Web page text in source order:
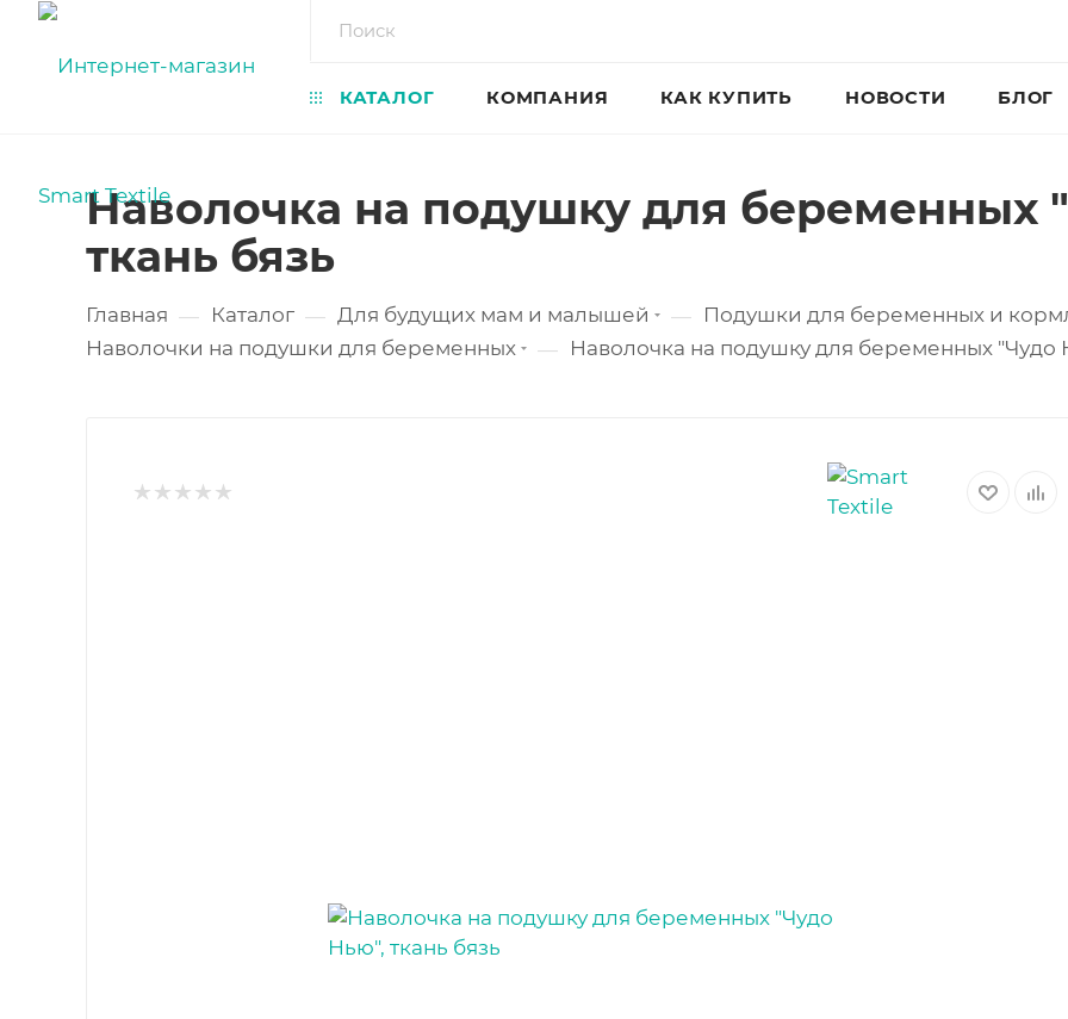
КАТАЛОГ КОМПАНИЯ КАК КУПИТЬ НОВОСТИ БЛОГ
Наволочка на подушку для беременных
ткань бязь
Главная — Каталог — Для будущих мам и малышей — Подушки для беременных и
Наволочки на подушки для беременных
— Наволочка на подушку для беременных "Чудо